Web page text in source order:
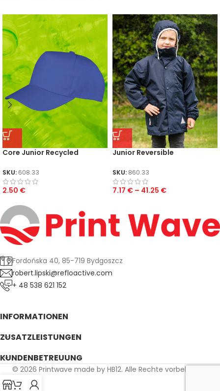
Core Junior Recycled
SKU: 608.33
2.50 €
Junior Reversible
SKU: 860.33
7.17 € – 41.25 €
Fordońska 40, 85-719 Bydgoszcz
robert.lipski@refloactive.com
+ 48 538 621 152
INFORMATIONEN
ZUSATZLEISTUNGEN
KUNDENBETREUUNG
© 2026 Printwave made by HB12. Alle Rechte vorbehalten.